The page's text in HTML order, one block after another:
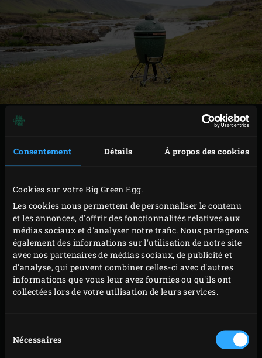
Consentement Détails À propos des cookies
Cookies sur votre Big Green Egg.
Les cookies nous permettent de personnaliser le contenu
et les annonces, d'offrir des fonctionnalités relatives aux
médias sociaux et d'analyser notre trafic. Nous partageons
également des informations sur l'utilisation de notre site
avec nos partenaires de médias sociaux, de publicité et
d'analyse, qui peuvent combiner celles-ci avec d'autres
informations que vous leur avez fournies ou qu'ils ont
collectées lors de votre utilisation de leurs services.
duNécessaires
With the goal of putting together a tasty source of
on the best ingredients, and to find the most delicious
recipes.